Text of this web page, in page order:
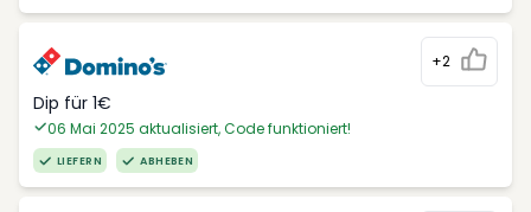
+2
Dip für 1€
06 Mai 2025 aktualisiert, Code funktioniert!
LIEFERN ABHEBEN